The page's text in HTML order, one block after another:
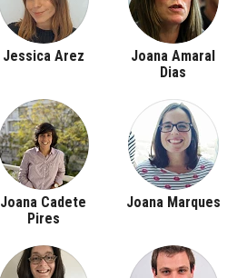
Jessica Arez
Joana Amaral
Dias
Joana Cadete
Pires
Joana Marques